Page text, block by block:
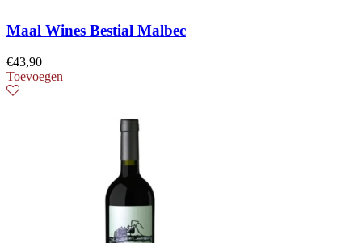
Maal Wines Bestial Malbec
€43,90
Toevoegen